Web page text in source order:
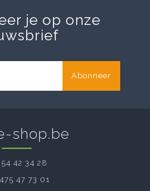
je op onze
Abonneer
shop.be
42 34 28
47 73 01